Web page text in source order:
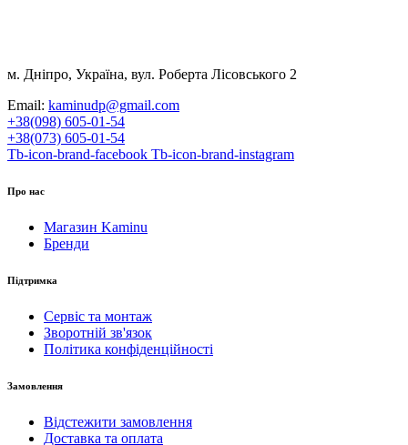
м. Дніпро, Україна, вул. Роберта Лісовського 2
Email: kaminudp@gmail.com
+38(098) 605-01-54
+38(073) 605-01-54
Tb-icon-brand-facebook Tb-icon-brand-instagram
Про нас
Магазин Kaminu
Бренди
Підтримка
Сервіс та монтаж
Зворотній зв'язок
Політика конфіденційності
Замовлення
Відстежити замовлення
Доставка та оплата